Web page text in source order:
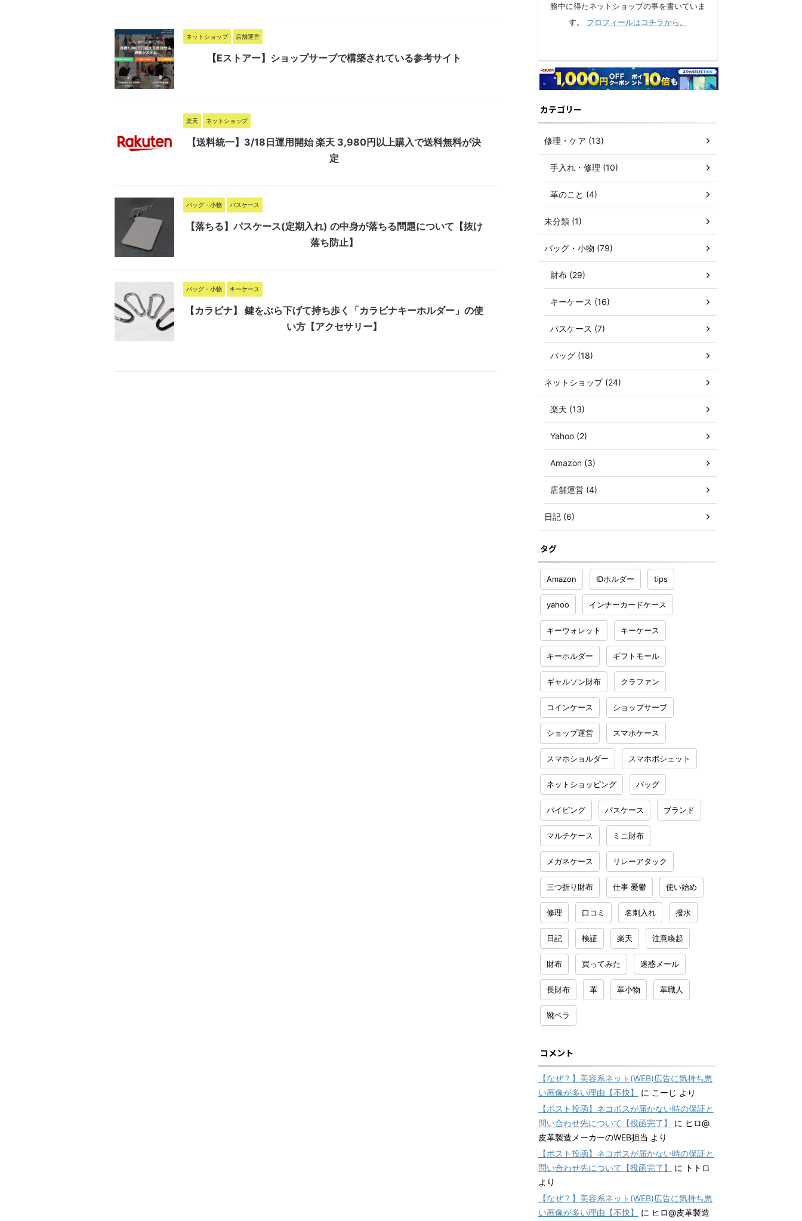
ネットショップ 店舗運営
【Eストアー】ショップサーブで構築されている参考サイト
楽天 ネットショップ
【送料統一】3/18日運用開始 楽天 3,980円以上購入で送料無料が決
定
バッグ・小物 パスケース
【落ちる】パスケース(定期入れ) の中身が落ちる問題について【抜け
落ち防止】
バッグ・小物 キーケース
【カラビナ】 鍵をぶら下げて持ち歩く「カラビナキーホルダー」の使
い方【アクセサリー】
務中に得たネットショップの事を書いていま
す。 プロフィールはコチラから。
カテゴリー
修理・ケア (13)
手入れ・修理 (10)
革のこと (4)
未分類 (1)
バッグ・小物 (79)
財布 (29)
キーケース (16)
パスケース (7)
バッグ (18)
ネットショップ (24)
楽天 (13)
Yahoo (2)
Amazon (3)
店舗運営 (4)
日記 (6)
タグ
Amazon IDホルダー tips
yahoo インナーカードケース
キーウォレット キーケース
キーホルダー ギフトモール
ギャルソン財布 クラファン
コインケース ショップサーブ
ショップ運営 スマホケース
スマホショルダー スマホポシェット
ネットショッピング バッグ
パイピング パスケース ブランド
マルチケース ミニ財布
メガネケース リレーアタック
三つ折り財布 仕事 憂鬱 使い始め
修理 口コミ 名刺入れ 撥水
日記 検証 楽天 注意喚起
財布 買ってみた 迷惑メール
長財布 革 革小物 革職人
靴ベラ
コメント
【なぜ？】美容系ネット(WEB)広告に気持ち悪
い画像が多い理由【不快】
に こーじ より
【ポスト投函】ネコポスが届かない時の保証と
問い合わせ先について【投函完了】
に ヒロ@
皮革製造メーカーのWEB担当 より
【ポスト投函】ネコポスが届かない時の保証と
問い合わせ先について【投函完了】
に トトロ
より
【なぜ？】美容系ネット(WEB)広告に気持ち悪
い画像が多い理由【不快】
に ヒロ@皮革製造